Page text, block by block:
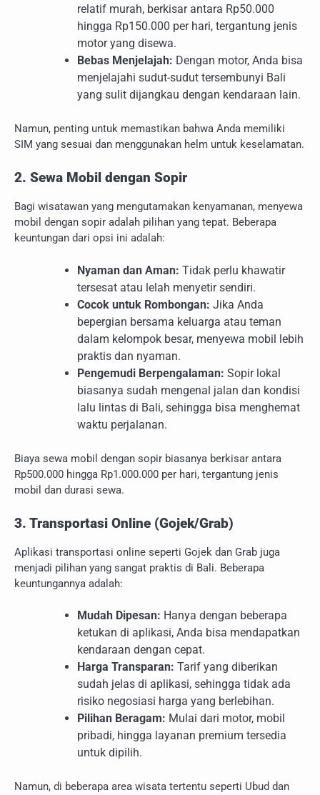
relatif murah, berkisar antara Rp50.000
hingga Rp150.000 per hari, tergantung jenis
motor yang disewa.
Bebas Menjelajah: Dengan motor, Anda bisa
menjelajahi sudut-sudut tersembunyi Bali
yang sulit dijangkau dengan kendaraan lain.
Namun, penting untuk memastikan bahwa Anda memiliki
SIM yang sesuai dan menggunakan helm untuk keselamatan.
2. Sewa Mobil dengan Sopir
Bagi wisatawan yang mengutamakan kenyamanan, menyewa
mobil dengan sopir adalah pilihan yang tepat. Beberapa
keuntungan dari opsi ini adalah:
Nyaman dan Aman: Tidak perlu khawatir
tersesat atau lelah menyetir sendiri.
Cocok untuk Rombongan: Jika Anda
bepergian bersama keluarga atau teman
dalam kelompok besar, menyewa mobil lebih
praktis dan nyaman.
Pengemudi Berpengalaman: Sopir lokal
biasanya sudah mengenal jalan dan kondisi
lalu lintas di Bali, sehingga bisa menghemat
waktu perjalanan.
Biaya sewa mobil dengan sopir biasanya berkisar antara
Rp500.000 hingga Rp1.000.000 per hari, tergantung jenis
mobil dan durasi sewa.
3. Transportasi Online (Gojek/Grab)
Aplikasi transportasi online seperti Gojek dan Grab juga
menjadi pilihan yang sangat praktis di Bali. Beberapa
keuntungannya adalah:
Mudah Dipesan: Hanya dengan beberapa
ketukan di aplikasi, Anda bisa mendapatkan
kendaraan dengan cepat.
Harga Transparan: Tarif yang diberikan
sudah jelas di aplikasi, sehingga tidak ada
risiko negosiasi harga yang berlebihan.
Pilihan Beragam: Mulai dari motor, mobil
pribadi, hingga layanan premium tersedia
untuk dipilih.
Namun, di beberapa area wisata tertentu seperti Ubud dan